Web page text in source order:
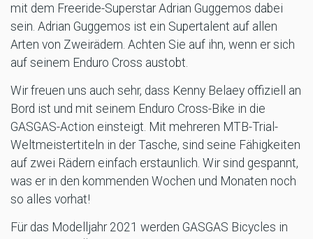
mit dem Freeride-Superstar Adrian Guggemos dabei
sein. Adrian Guggemos ist ein Supertalent auf allen
Arten von Zweirädern. Achten Sie auf ihn, wenn er sich
auf seinem Enduro Cross austobt.
Wir freuen uns auch sehr, dass Kenny Belaey offiziell an
Bord ist und mit seinem Enduro Cross-Bike in die
GASGAS-Action einsteigt. Mit mehreren MTB-Trial-
Weltmeistertiteln in der Tasche, sind seine Fähigkeiten
auf zwei Rädern einfach erstaunlich. Wir sind gespannt,
was er in den kommenden Wochen und Monaten noch
so alles vorhat!
Für das Modelljahr 2021 werden GASGAS Bicycles in